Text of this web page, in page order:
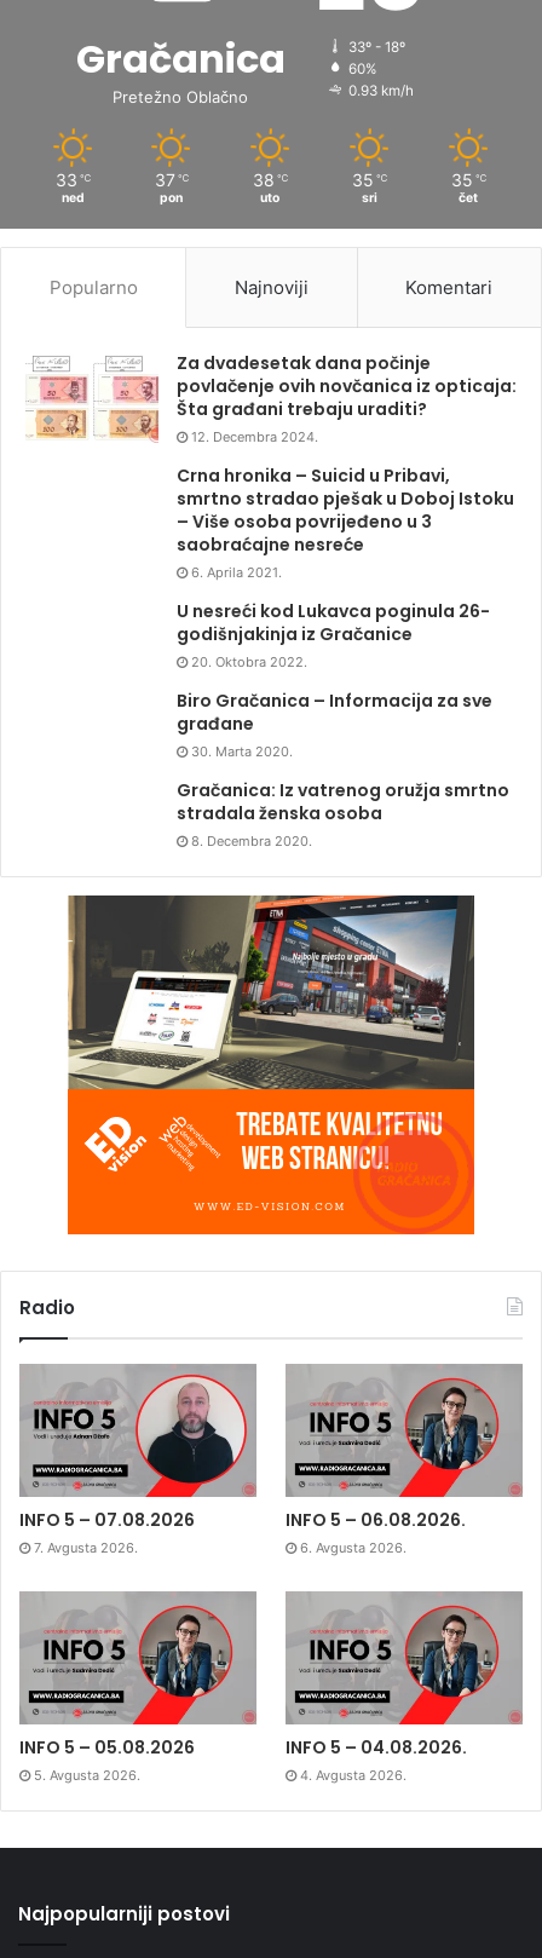
Gračanica
Pretežno Oblačno
33º - 18º
60%
0.93 km/h
33 ℃
ned
37 ℃
pon
38 ℃
uto
35 ℃
sri
35 ℃
čet
Popularno Najnoviji Komentari
Za dvadesetak dana počinje
povlačenje ovih novčanica iz opticaja:
Šta građani trebaju uraditi?
12. Decembra 2024.
Crna hronika – Suicid u Pribavi,
smrtno stradao pješak u Doboj Istoku
– Više osoba povrijeđeno u 3
saobraćajne nesreće
6. Aprila 2021.
U nesreći kod Lukavca poginula 26-
godišnjakinja iz Gračanice
20. Oktobra 2022.
Biro Gračanica – Informacija za sve
građane
30. Marta 2020.
Gračanica: Iz vatrenog oružja smrtno
stradala ženska osoba
8. Decembra 2020.
Radio
INFO 5 – 07.08.2026
7. Avgusta 2026.
INFO 5 – 06.08.2026.
6. Avgusta 2026.
INFO 5 – 05.08.2026
5. Avgusta 2026.
INFO 5 – 04.08.2026.
4. Avgusta 2026.
Najpopularniji postovi